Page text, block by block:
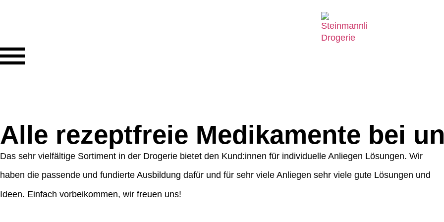
Alle rezeptfreie Medikamente bei
Das sehr vielfältige Sortiment in der Drogerie bietet den Kund:innen für individuelle Anliegen Lösungen. Wir
haben die passende und fundierte Ausbildung dafür und für sehr viele Anliegen sehr viele gute Lösungen und
Ideen. Einfach vorbeikommen, wir freuen uns!